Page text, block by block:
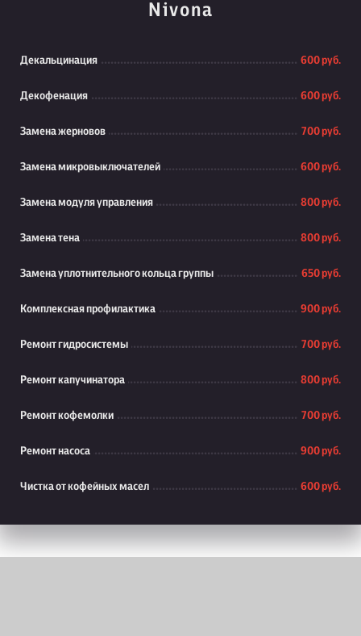
Nivona
Декальцинация 600 руб.
Декофенация 600 руб.
Замена жерновов 700 руб.
Замена микровыключателей 600 руб.
Замена модуля управления 800 руб.
Замена тена 800 руб.
Замена уплотнительного кольца группы 650 руб.
Комплексная профилактика 900 руб.
Ремонт гидросистемы 700 руб.
Ремонт капучинатора 800 руб.
Ремонт кофемолки 700 руб.
Ремонт насоса 900 руб.
Чистка от кофейных масел 600 руб.